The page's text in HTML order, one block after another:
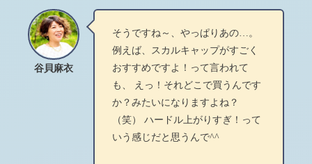
谷貝麻衣
そうですね～、やっぱりあの…。
例えば、スカルキャップがすごく
おすすめですよ！って言われて
も、 えっ！それどこで買うんです
か？みたいになりますよね？
（笑） ハードル上がりすぎ！って
いう感じだと思うんで^^